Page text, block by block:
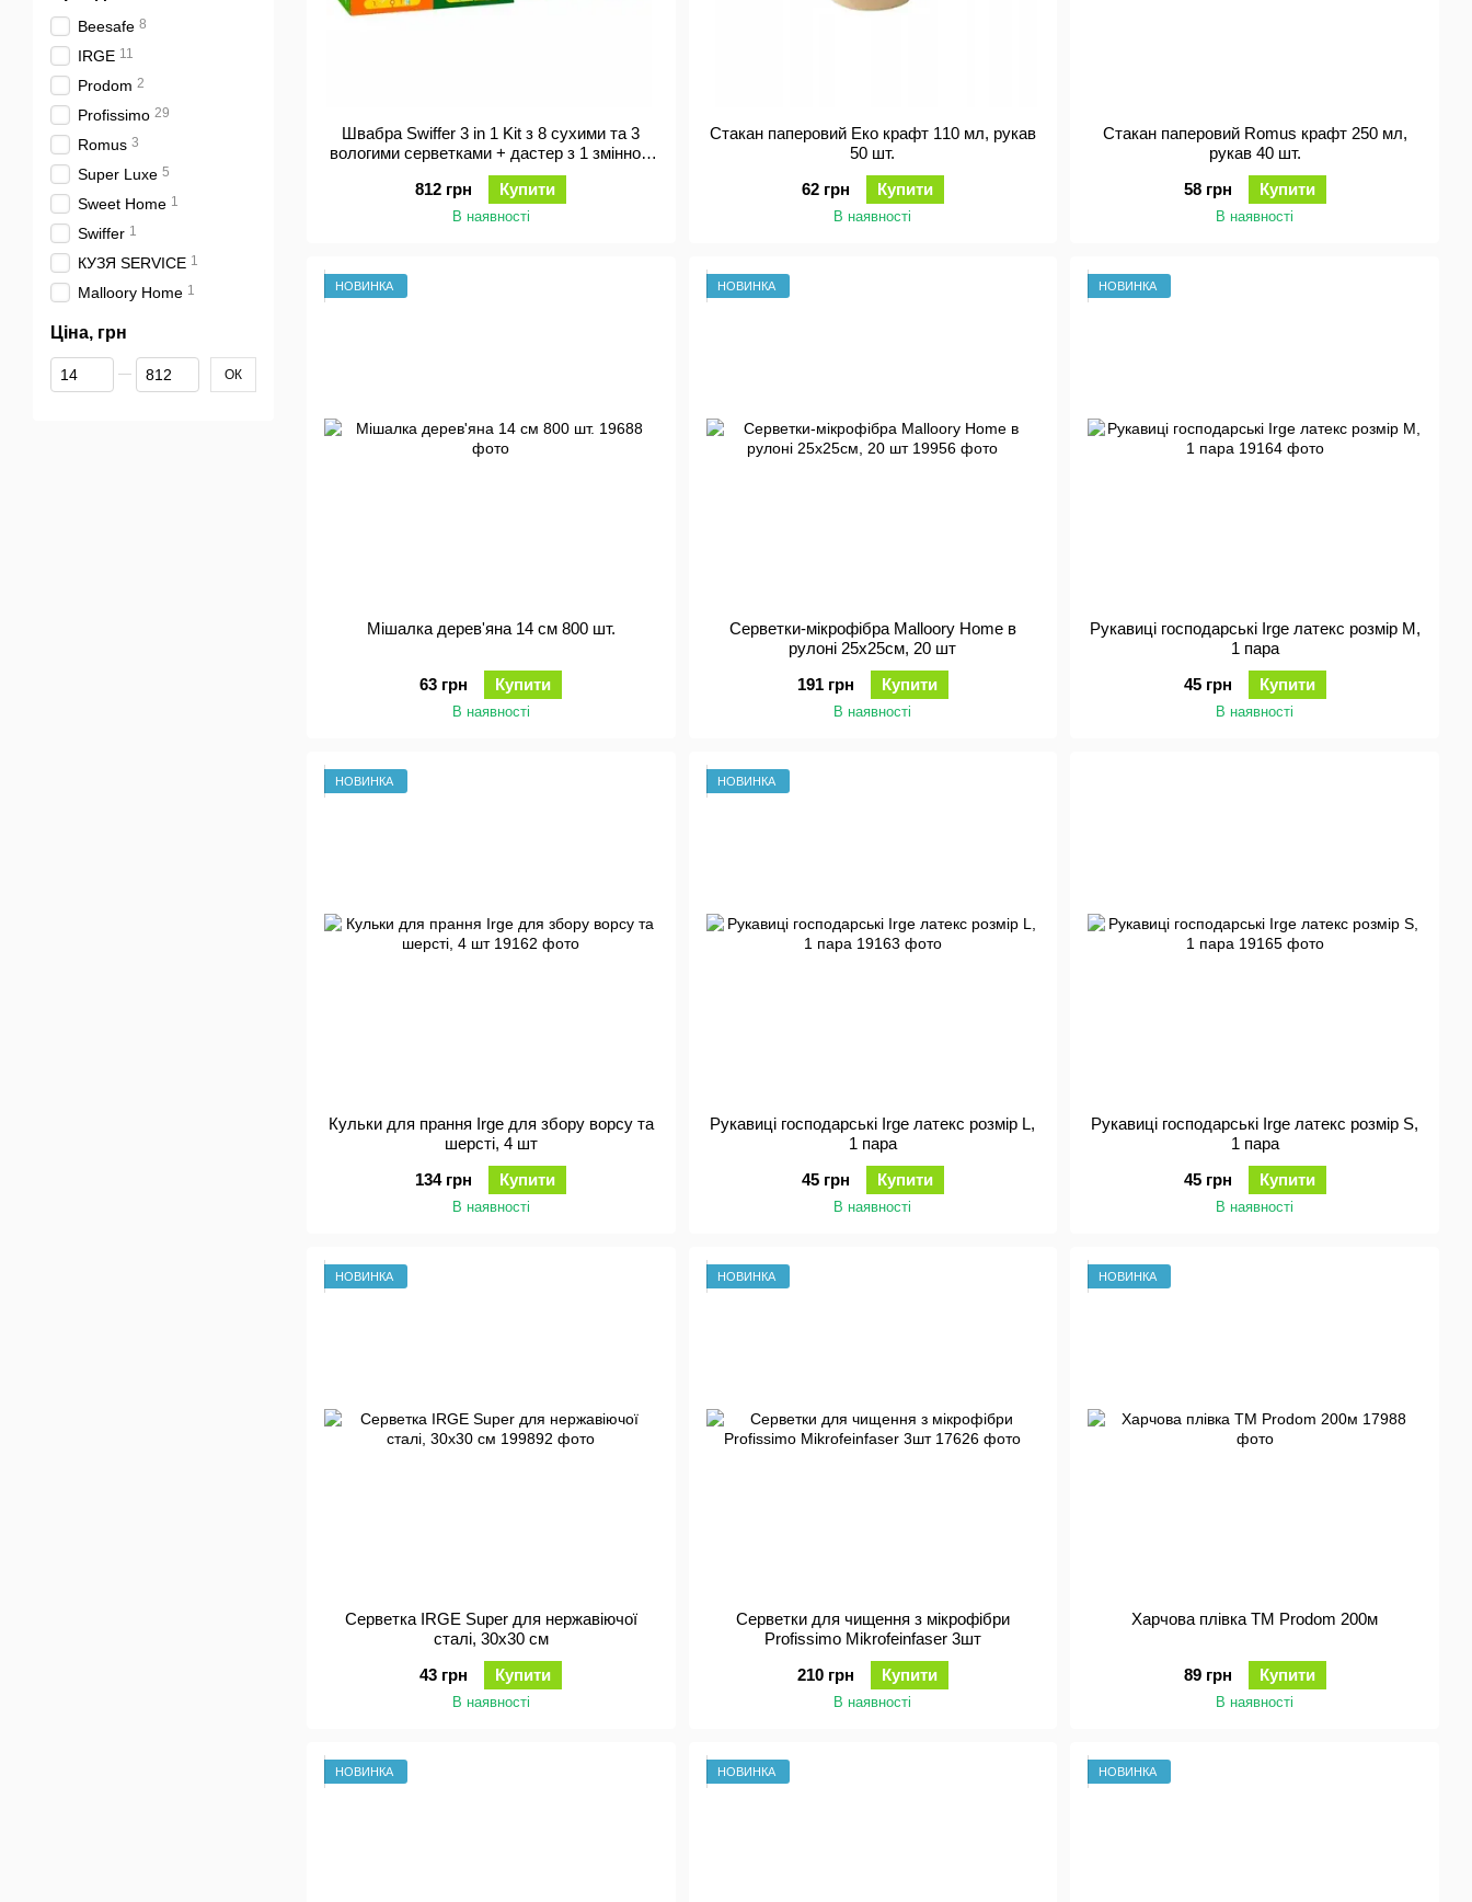
Швабра Swiffer 3 in 1 Kit з 8 сухими та 3
вологими серветками + дастер з 1 змінною
насадкою
812 грн
Купити
В наявності
Стакан паперовий Еко крафт 110 мл, рукав
50 шт.
62 грн
Купити
В наявності
Стакан паперовий Romus крафт 250 мл,
рукав 40 шт.
58 грн
Купити
В наявності
НОВИНКА
Мішалка дерев'яна 14 см 800 шт.
63 грн Купити
В наявності
НОВИНКА
Серветки-мікрофібра Malloory Home в
рулоні 25х25см, 20 шт
191 грн
Купити
В наявності
НОВИНКА
Рукавиці господарські Irge латекс розмір M,
1 пара
45 грн
Купити
В наявності
НОВИНКА
Кульки для прання Irge для збору ворсу та
шерсті, 4 шт
134 грн
Купити
В наявності
НОВИНКА
Рукавиці господарські Irge латекс розмір L,
1 пара
45 грн
Купити
В наявності
Рукавиці господарські Irge латекс розмір S,
1 пара
45 грн
Купити
В наявності
НОВИНКА
Серветка IRGE Super для нержавіючої
сталі, 30х30 см
43 грн
Купити
В наявності
НОВИНКА
Cерветки для чищення з мікрофібри
Profissimo Mikrofeinfaser 3шт
210 грн
Купити
В наявності
НОВИНКА
Харчова плівка ТМ Prodom 200м
89 грн Купити
В наявності
НОВИНКА НОВИНКА НОВИНКА
Beesafe 8
IRGE 11
Prodom 2
Profissimo 29
Romus 3
Super Luxe 5
Sweet Home 1
Swiffer 1
КУЗЯ SERVICE 1
Malloory Home 1
Ціна, грн
Від Ціна, грн
До Ціна, грн ОК